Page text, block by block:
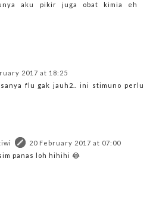
aku pikir juga obat kimia eh
2017 at 18:25
flu gak jauh2.. ini stimuno perlu
20 February 2017 at 07:00
panas loh hihihi 😂